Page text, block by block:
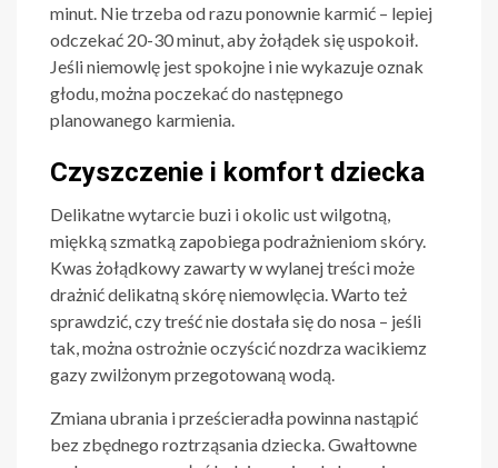
minut. Nie trzeba od razu ponownie karmić – lepiej
odczekać 20-30 minut, aby żołądek się uspokoił.
Jeśli niemowlę jest spokojne i nie wykazuje oznak
głodu, można poczekać do następnego
planowanego karmienia.
Czyszczenie i komfort dziecka
Delikatne wytarcie buzi i okolic ust wilgotną,
miękką szmatką zapobiega podrażnieniom skóry.
Kwas żołądkowy zawarty w wylanej treści może
drażnić delikatną skórę niemowlęcia. Warto też
sprawdzić, czy treść nie dostała się do nosa – jeśli
tak, można ostrożnie oczyścić nozdrza wacikiemz
gazy zwilżonym przegotowaną wodą.
Zmiana ubrania i prześcieradła powinna nastąpić
bez zbędnego roztrząsania dziecka. Gwałtowne